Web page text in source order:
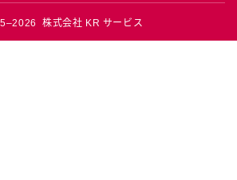
株式会社 KR サービス